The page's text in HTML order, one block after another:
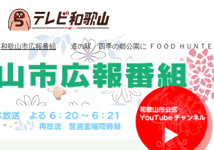
和歌山市広報番組 道の駅 四季の郷公園に ＦＯＯＤ ＨＵＮＴ